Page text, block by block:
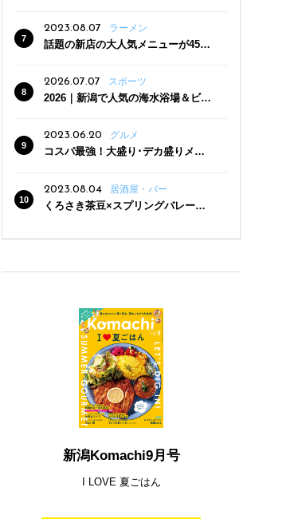
2023.08.07 ラーメン
話題の新店の大人気メニューが450
クーポン登場
2026.07.07 スポーツ
2026｜新潟で人気の海水浴場＆ビー
2023.06.20
グルメ
コスパ最強！大盛り･デカ盛りメニ
2023.08.04
居酒屋・バー
くろさき茶豆×スプリングバレー豊
新潟Komachi9月号
I LOVE 夏ごはん